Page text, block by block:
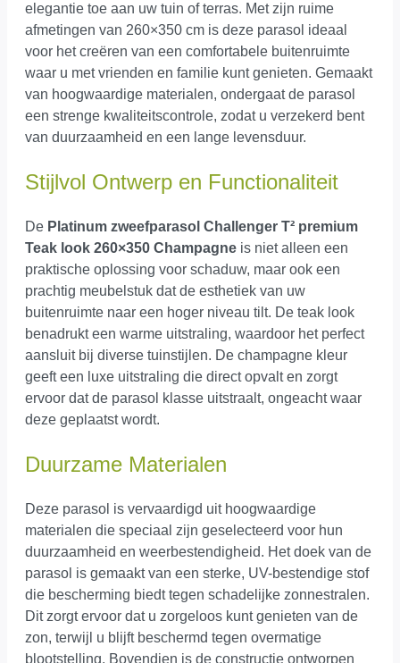
elegantie toe aan uw tuin of terras. Met zijn ruime
afmetingen van 260×350 cm is deze parasol ideaal
voor het creëren van een comfortabele buitenruimte
waar u met vrienden en familie kunt genieten. Gemaakt
van hoogwaardige materialen, ondergaat de parasol
een strenge kwaliteitscontrole, zodat u verzekerd bent
van duurzaamheid en een lange levensduur.
Stijlvol Ontwerp en Functionaliteit
De Platinum zweefparasol Challenger T² premium
Teak look 260×350 Champagne is niet alleen een
praktische oplossing voor schaduw, maar ook een
prachtig meubelstuk dat de esthetiek van uw
buitenruimte naar een hoger niveau tilt. De teak look
benadrukt een warme uitstraling, waardoor het perfect
aansluit bij diverse tuinstijlen. De champagne kleur
geeft een luxe uitstraling die direct opvalt en zorgt
ervoor dat de parasol klasse uitstraalt, ongeacht waar
deze geplaatst wordt.
Duurzame Materialen
Deze parasol is vervaardigd uit hoogwaardige
materialen die speciaal zijn geselecteerd voor hun
duurzaamheid en weerbestendigheid. Het doek van de
parasol is gemaakt van een sterke, UV-bestendige stof
die bescherming biedt tegen schadelijke zonnestralen.
Dit zorgt ervoor dat u zorgeloos kunt genieten van de
zon, terwijl u blijft beschermd tegen overmatige
blootstelling. Bovendien is de constructie ontworpen